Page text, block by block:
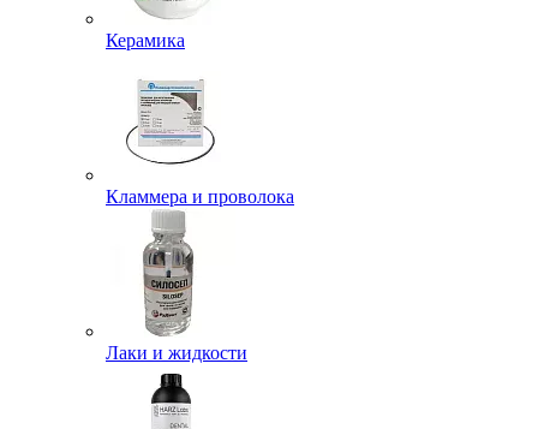
Керамика
Кламмера и проволока
Лаки и жидкости